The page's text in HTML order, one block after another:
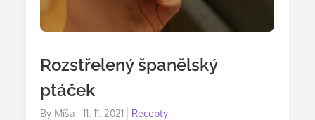
Rozstřelený španělský
ptáček
By Míša
Posted
11. 11. 2021 Recepty